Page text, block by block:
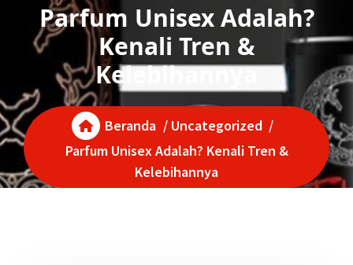
Parfum Unisex Adalah?
Kenali Tren &
Kelebihannya
Beranda / Uncategorized /
Parfum Unisex Adalah? Kenali Tren &
Kelebihannya